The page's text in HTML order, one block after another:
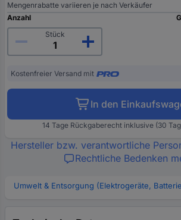
Mengenrabatte variieren je nach Verkäufer
Anzahl
Stück
Kostenfreier Versand mit
In den
14 Tage Rückgaberecht inklusive (30
Hersteller bzw. verantwortliche
Rechtliche Bedenken
Umwelt & Entsorgung (Elektrogeräte,